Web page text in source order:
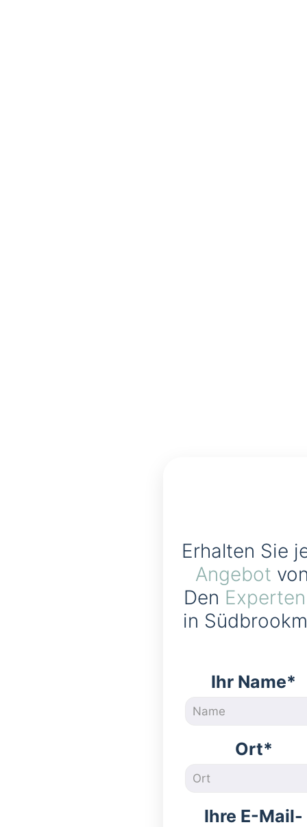
Erhalten Sie
Angebot
Den
in
Ihr Name*
Ort*
Ihre E-Mail-